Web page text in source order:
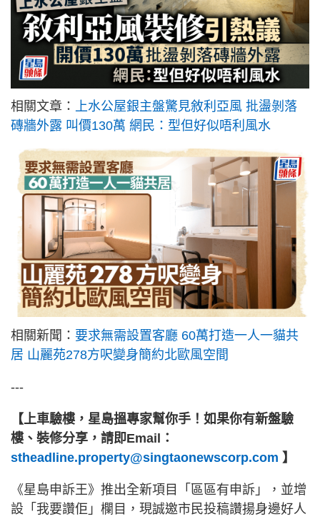
相關文章： 上水公屋銀主盤驚見敘利亞風 批盪剝落
磚牆外露 叫價130萬 網民：型但好似唔利風水
相關新聞： 要求無需設置客廳 60萬打造一人一貓共
居 山麗苑278方呎變身簡約北歐風空間
---
【上車驗樓，星島搵專家幫你手！如果你有新盤驗
樓、裝修分享，請即Email：
stheadline.property@singtaonewscorp.com 】
《星島申訴王》推出全新項目「區區有申訴」，並增
設「我要讚佢」欄目，現誠邀市民投稿讚揚身邊好人